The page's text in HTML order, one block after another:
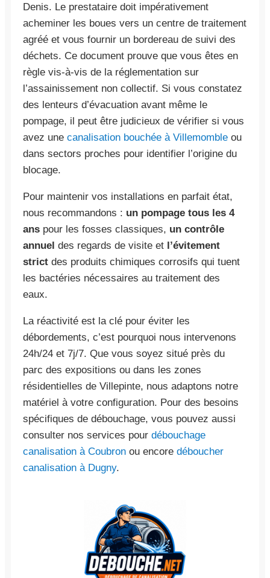
Denis. Le prestataire doit impérativement
acheminer les boues vers un centre de traitement
agréé et vous fournir un bordereau de suivi des
déchets. Ce document prouve que vous êtes en
règle vis-à-vis de la réglementation sur
l’assainissement non collectif. Si vous constatez
des lenteurs d’évacuation avant même le
pompage, il peut être judicieux de vérifier si vous
avez une canalisation bouchée à Villemomble ou
dans sectors proches pour identifier l’origine du
blocage.
Pour maintenir vos installations en parfait état,
nous recommandons : un pompage tous les 4
ans pour les fosses classiques, un contrôle
annuel des regards de visite et l’évitement
strict des produits chimiques corrosifs qui tuent
les bactéries nécessaires au traitement des
eaux.
La réactivité est la clé pour éviter les
débordements, c’est pourquoi nous intervenons
24h/24 et 7j/7. Que vous soyez situé près du
parc des expositions ou dans les zones
résidentielles de Villepinte, nous adaptons notre
matériel à votre configuration. Pour des besoins
spécifiques de débouchage, vous pouvez aussi
consulter nos services pour débouchage
canalisation à Coubron ou encore déboucher
canalisation à Dugny.